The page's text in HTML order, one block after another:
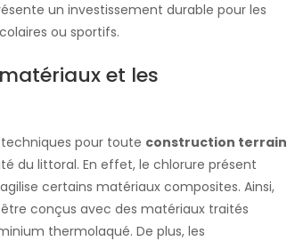
un investissement durable pour les
ou sportifs.
et les
pour toute construction terrain
du littoral. En effet, le chlorure présent
certains matériaux composites. Ainsi,
conçus avec des matériaux traités
thermolaqué. De plus, les